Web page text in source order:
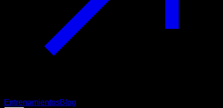
EntrenamientosBlog